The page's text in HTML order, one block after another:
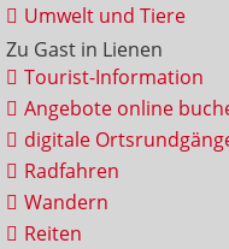
Umwelt und Tiere
Zu Gast in Lienen
Tourist-Information
Angebote online
digitale
Radfahren
Wandern
Reiten